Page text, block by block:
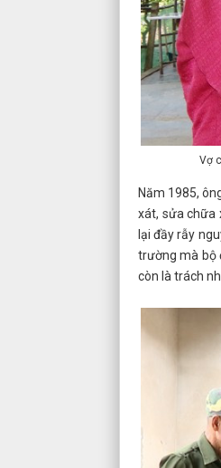
Vợ
Năm 1985,
xát, sửa chữa
lại đầy rẫy
trường mà bộ
còn là trách